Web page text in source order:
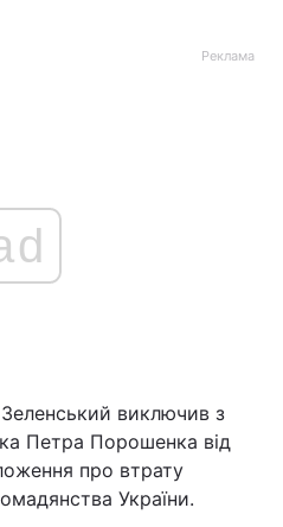
Війна
Політика
Світ
Реклама
виключив з
Петра Порошенка від
про втрату
України.